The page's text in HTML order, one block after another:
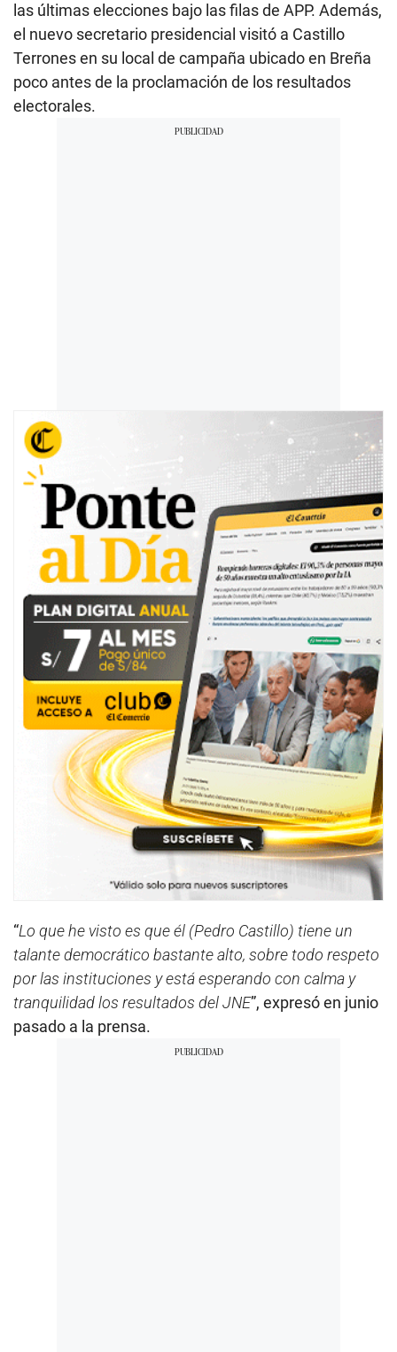
las últimas elecciones bajo las filas de APP. Además,
el nuevo secretario presidencial visitó a Castillo
Terrones en su local de campaña ubicado en Breña
poco antes de la proclamación de los resultados
electorales.
“Lo que he visto es que él (Pedro Castillo) tiene un
talante democrático bastante alto, sobre todo respeto
por las instituciones y está esperando con calma y
tranquilidad los resultados del JNE”, expresó en junio
pasado a la prensa.